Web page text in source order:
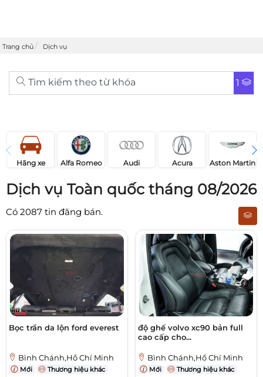
Trang chủ Dịch vụ
Tìm kiếm theo từ khóa 1
Hãng xe Alfa Romeo Audi Acura Aston Martin
Dịch vụ Toàn quốc tháng 08/2026
Có 2087 tin đăng bán.
Bọc trần da lộn ford everest
Bình Chánh,Hồ Chí Minh
Mới Thương hiệu khác
độ ghế volvo xc90 bản full
cao cấp cho...
Bình Chánh,Hồ Chí Minh
Mới Thương hiệu khác